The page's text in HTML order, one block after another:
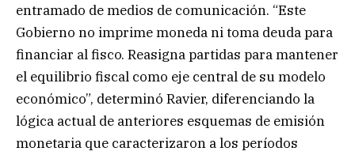
entramado de medios de comunicación. “Este
Gobierno no imprime moneda ni toma deuda para
financiar al fisco. Reasigna partidas para mantener
el equilibrio fiscal como eje central de su modelo
económico”, determinó Ravier, diferenciando la
lógica actual de anteriores esquemas de emisión
monetaria que caracterizaron a los períodos